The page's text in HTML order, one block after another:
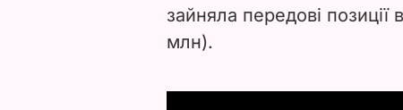
зайняла передові позиції
млн).